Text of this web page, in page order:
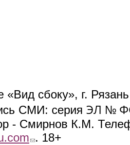
«Вид сбоку», г.
СМИ: серия ЭЛ №
- Смирнов К.М.
(link sends e-mail)
. 18+